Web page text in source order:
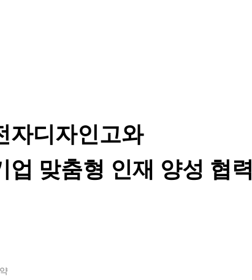
자디자인고와
업 맞춤형 인재 양성 협력